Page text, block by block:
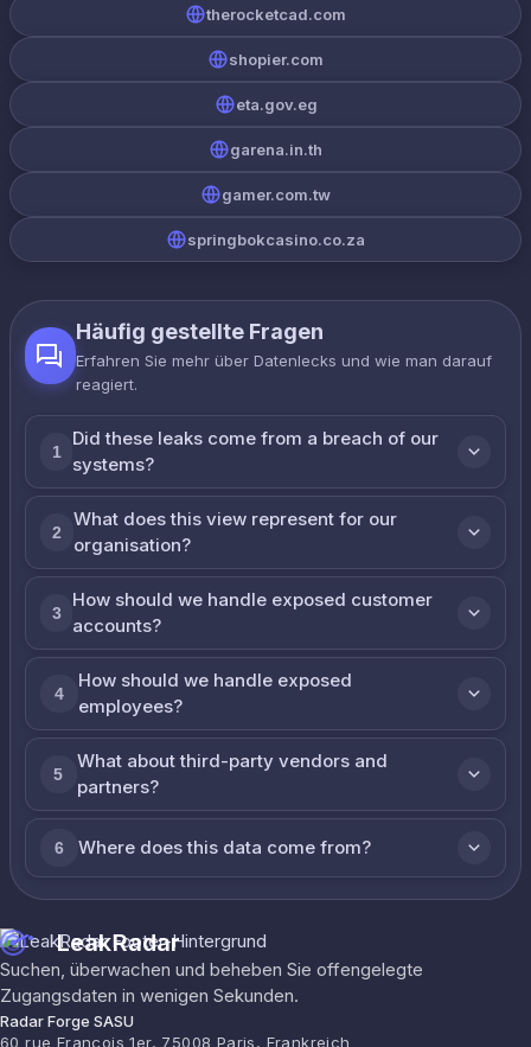
therocketcad.com
shopier.com
eta.gov.eg
garena.in.th
gamer.com.tw
springbokcasino.co.za
Häufig gestellte Fragen
Erfahren Sie mehr über Datenlecks und wie man darauf
reagiert.
1
Did these leaks come from a breach of our
systems?
2
What does this view represent for our
organisation?
3
How should we handle exposed customer
accounts?
4
How should we handle exposed
employees?
5
What about third-party vendors and
partners?
6 Where does this data come from?
LeakRadar
Suchen, überwachen und beheben Sie offengelegte
Zugangsdaten in wenigen Sekunden.
Radar Forge SASU
60 rue François 1er, 75008 Paris, Frankreich